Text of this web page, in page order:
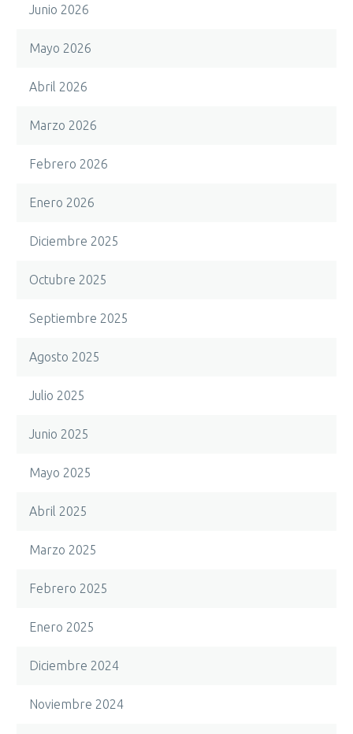
Junio 2026
Mayo 2026
Abril 2026
Marzo 2026
Febrero 2026
Enero 2026
Diciembre 2025
Octubre 2025
Septiembre 2025
Agosto 2025
Julio 2025
Junio 2025
Mayo 2025
Abril 2025
Marzo 2025
Febrero 2025
Enero 2025
Diciembre 2024
Noviembre 2024